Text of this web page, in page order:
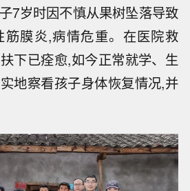
7岁时因不慎从果树坠落导致
筋膜炎,病情危重。在医院救
下已痊愈,如今正常就学、生
地察看孩子身体恢复情况,并